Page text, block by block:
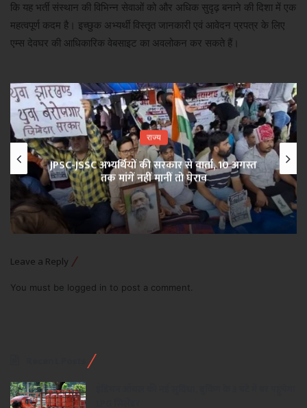
कि यह भर्ती संस्थान की विभिन्न सेवाओं को और अधिक सुदृढ़ बनाने की दिशा में एक
महत्वपूर्ण कदम है। इच्छुक अभ्यर्थी विस्तृत जानकारी एवं आवेदन प्रपत्र के लिए
एम्स देवघर की आधिकारिक वेबसाइट का अवलोकन कर सकते हैं।
राज्य
JPSC-JSSC अभ्यर्थियों की सरकार से वार्ता, 10 अगस्त
तक मांगें नहीं मानीं तो घेराव
Leave a Reply
You must be logged in to post a comment.